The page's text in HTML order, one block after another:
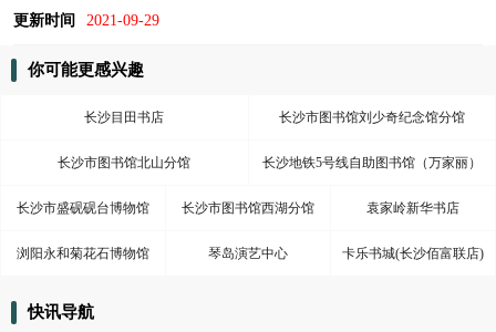
更新时间 2021-09-29
你可能更感兴趣
卡乐书城(长沙佰富联店)
琴岛演艺中心
浏阳永和菊花石博物馆
袁家岭新华书店
长沙市图书馆西湖分馆
长沙市盛砚砚台博物馆
长沙地铁5号线自助图书馆（万家丽）
长沙市图书馆北山分馆
长沙市图书馆刘少奇纪念馆分馆
长沙目田书店
快讯导航